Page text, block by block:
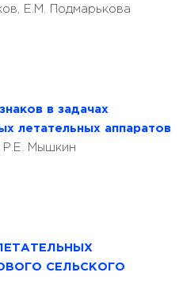
Е.М. Подмарькова
в задачах
летательных аппаратов
Р.Е. Мышкин
СЕЛЬСКОГО